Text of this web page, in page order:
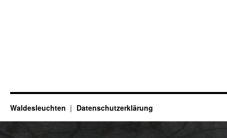
Waldesleuchten Datenschutzerklärung